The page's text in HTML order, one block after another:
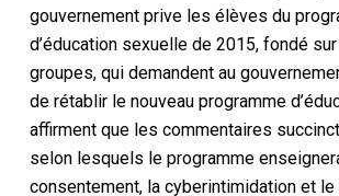
gouvernement prive les élèves du
d’éducation sexuelle de 2015, fondé
groupes, qui demandent au
de rétablir le nouveau programme
affirment que les commentaires
selon lesquels le programme
consentement, la cyberintimidation et le